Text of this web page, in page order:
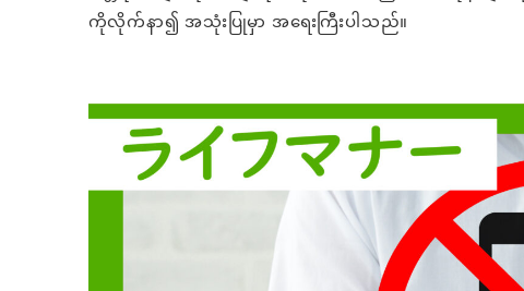
ကိုလိုက်နာ၍ အသုံးပြုမှာ အရေးကြီးပါသည်။